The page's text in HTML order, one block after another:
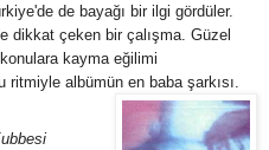
de bayağı bir ilgi gördüler.
dikkat çeken bir çalışma. Güzel
kayma eğilimi
ritmiyle albümün en baba şarkısı.